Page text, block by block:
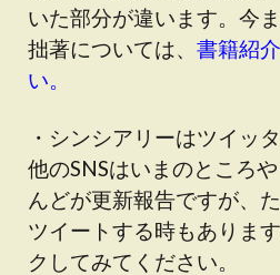
いた部分が違います。今
拙著については、 書籍紹
い。
・シンシアリーはツイッ
他のSNSはいまのところ
んどが更新報告ですが、
ツイートする時もありま
クしてみてください。